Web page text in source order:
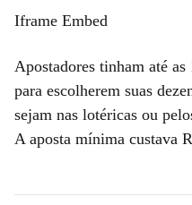
Iframe Embed
Apostadores tinham até
para escolherem suas
sejam nas lotéricas ou
A aposta mínima custava